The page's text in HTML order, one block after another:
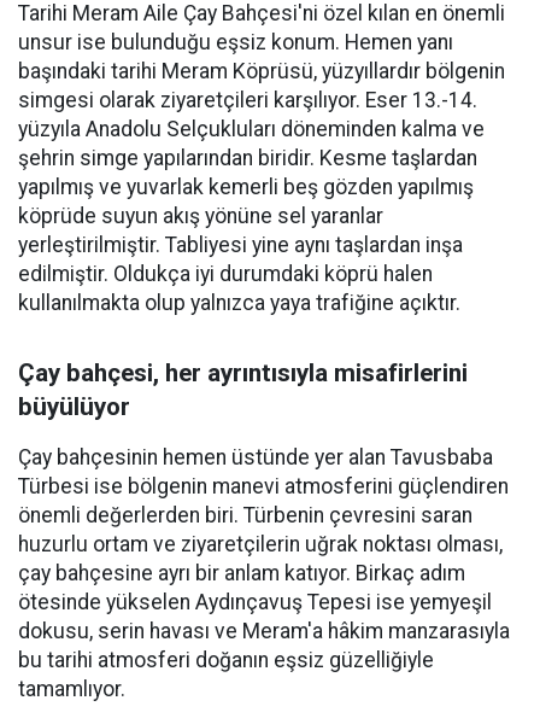
Tarihi Meram Aile Çay Bahçesi'ni özel kılan en önemli
unsur ise bulunduğu eşsiz konum. Hemen yanı
başındaki tarihi Meram Köprüsü, yüzyıllardır bölgenin
simgesi olarak ziyaretçileri karşılıyor. Eser 13.-14.
yüzyıla Anadolu Selçukluları döneminden kalma ve
şehrin simge yapılarından biridir. Kesme taşlardan
yapılmış ve yuvarlak kemerli beş gözden yapılmış
köprüde suyun akış yönüne sel yaranlar
yerleştirilmiştir. Tabliyesi yine aynı taşlardan inşa
edilmiştir. Oldukça iyi durumdaki köprü halen
kullanılmakta olup yalnızca yaya trafiğine açıktır.
Çay bahçesi, her ayrıntısıyla misafirlerini
büyülüyor
Çay bahçesinin hemen üstünde yer alan Tavusbaba
Türbesi ise bölgenin manevi atmosferini güçlendiren
önemli değerlerden biri. Türbenin çevresini saran
huzurlu ortam ve ziyaretçilerin uğrak noktası olması,
çay bahçesine ayrı bir anlam katıyor. Birkaç adım
ötesinde yükselen Aydınçavuş Tepesi ise yemyeşil
dokusu, serin havası ve Meram'a hâkim manzarasıyla
bu tarihi atmosferi doğanın eşsiz güzelliğiyle
tamamlıyor.